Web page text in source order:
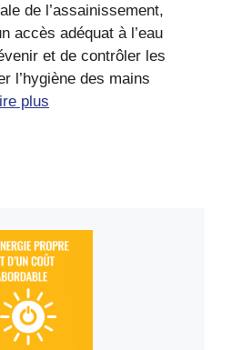
de l’assainissement,
accès adéquat à l’eau
et de contrôler les
l’hygiène des mains
plus